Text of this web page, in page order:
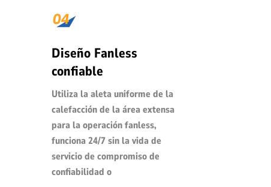
Diseño Fanless
confiable
Utiliza la aleta uniforme de la
calefacción de la área extensa
para la operación fanless,
funciona 24/7 sin la vida de
servicio de compromiso de
confiabilidad o